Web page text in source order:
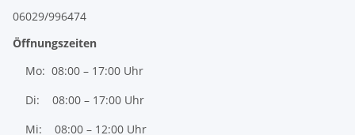
06029/996474
Öffnungszeiten
Mo: 08:00 – 17:00 Uhr
Di: 08:00 – 17:00 Uhr
Mi: 08:00 – 12:00 Uhr